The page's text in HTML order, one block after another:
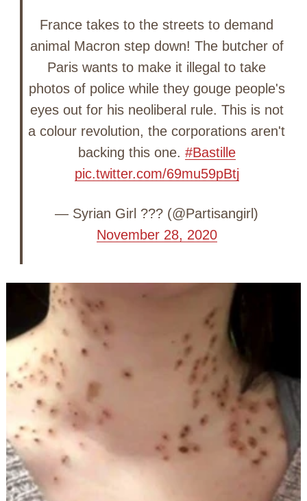
France takes to the streets to demand
animal Macron step down! The butcher of
Paris wants to make it illegal to take
photos of police while they gouge people's
eyes out for his neoliberal rule. This is not
a colour revolution, the corporations aren't
backing this one. #Bastille
pic.twitter.com/69mu59pBtj
— Syrian Girl ?️?? (@Partisangirl)
November 28, 2020